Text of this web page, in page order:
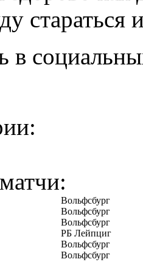
стараться
в
Вольфсбург
Вольфсбург
Вольфсбург
РБ Лейпциг
Вольфсбург
Вольфсбург